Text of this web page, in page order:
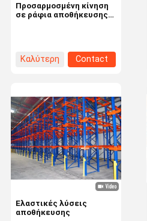
Προϊόντα
Προσαρμοσμένη κίνηση
σε ράφια αποθήκευσης
Καλύτερη
Contact
Ελαστικές λύσεις
αποθήκευσης